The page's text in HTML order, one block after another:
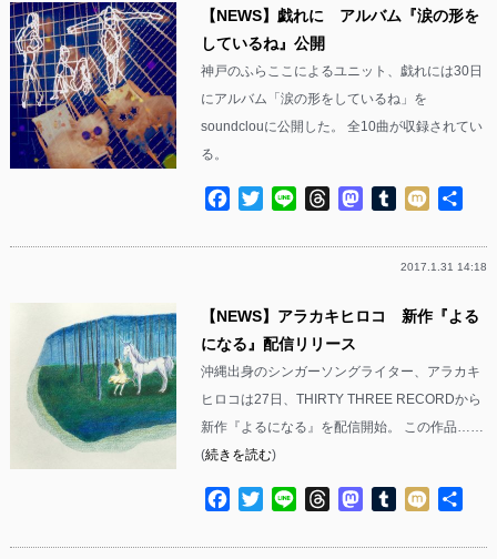
【NEWS】戯れに アルバム『涙の形を
しているね』公開
神戸のふらここによるユニット、戯れには30日
にアルバム「涙の形をしているね」を
soundclouに公開した。 全10曲が収録されてい
る。
Facebook
TwitterLine ThreadsMastodon
Tumblr
Mixi
2017.1.31 14:18
【NEWS】アラカキヒロコ 新作『よる
になる』配信リリース
沖縄出身のシンガーソングライター、アラカキ
ヒロコは27日、THIRTY THREE RECORDから
新作『よるになる』を配信開始。 この作品……
(続きを読む)
Facebook
TwitterLine ThreadsMastodon
Tumblr
Mixi